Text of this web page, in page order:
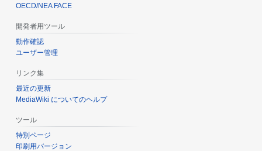
OECD/NEA FACE
開発者用ツール
動作確認
ユーザー管理
リンク集
最近の更新
MediaWiki についてのヘルプ
ツール
特別ページ
印刷用バージョン